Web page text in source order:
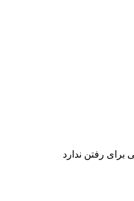
برای رفتن ندارد